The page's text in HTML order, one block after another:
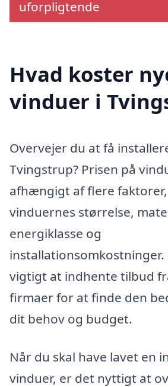
uforpligtende
Hvad koster
vinduer i
Overvejer du at få
Tvingstrup? Prisen på
afhængigt af flere
vinduernes størrelse,
energiklasse og
vigtigt at indhente tilbud
firmaer for at finde den
dit behov og budget.
Når du skal have lavet en
vinduer, er det nyttigt at